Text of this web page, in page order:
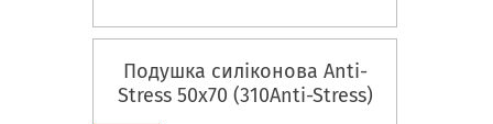
Подушка силіконова Anti-
Stress 50х70 (310Anti-Stress)